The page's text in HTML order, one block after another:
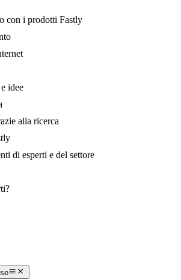
con i prodotti Fastly
idee
alla ricerca
di esperti e del settore